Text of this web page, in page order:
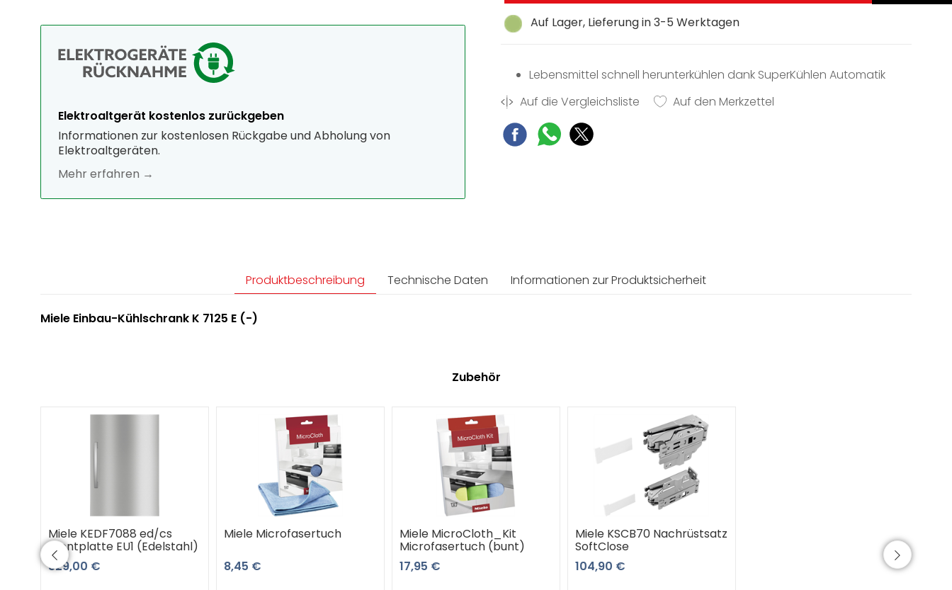
Elektroaltgerät kostenlos zurückgeben
Informationen zur kostenlosen Rückgabe und Abholung von
Elektroaltgeräten.
Mehr erfahren →
Auf Lager, Lieferung in 3-5 Werktagen
Lebensmittel schnell herunterkühlen dank SuperKühlen Automatik
Auf die Vergleichsliste
Auf den Merkzettel
Produktbeschreibung Technische Daten Informationen zur Produktsicherheit
Miele Einbau-Kühlschrank K 7125 E (-)
Zubehör
Miele KEDF7088 ed/cs
Frontplatte EU1 (Edelstahl)
329,00 €
Miele Microfasertuch
8,45 €
Miele MicroCloth_Kit
Microfasertuch (bunt)
17,95 €
Miele KSCB70 Nachrüstsatz
SoftClose
104,90 €